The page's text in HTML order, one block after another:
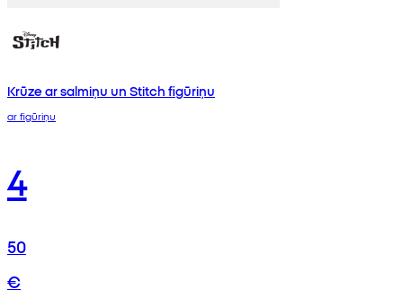
Krūze ar salmiņu un Stitch figūriņu
ar figūriņu
4
50
€